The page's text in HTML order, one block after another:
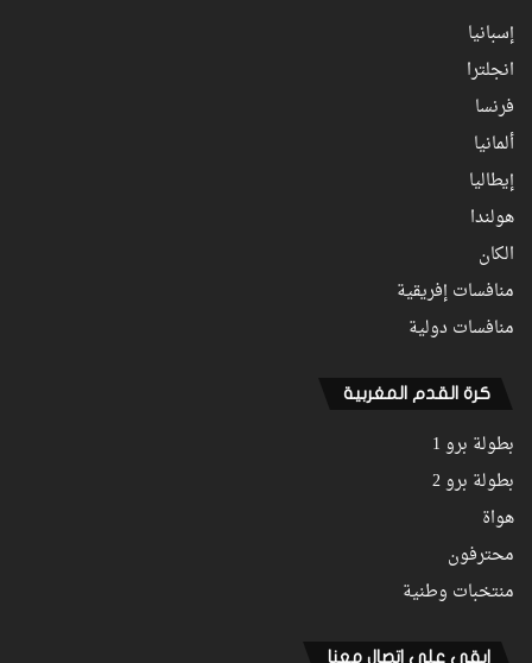
إسبانيا
انجلترا
فرنسا
ألمانيا
إيطاليا
هولندا
الكان
منافسات إفريقية
منافسات دولية
كرة القدم المغربية
بطولة برو 1
بطولة برو 2
هواة
محترفون
منتخبات وطنية
ابقى على اتصال معنا